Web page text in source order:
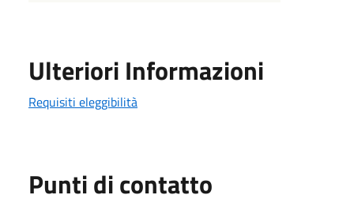
Ulteriori Informazioni
Requisiti eleggibilità
Punti di contatto